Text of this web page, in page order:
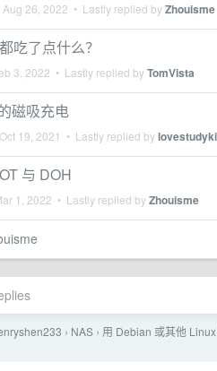
Aug 26, 2022 • Lastly replied byZhouisme
吃了点什么？
3, 2022 • Lastly replied byTomVista
磁吸充电
Oct 19, 2021 • Lastly replied by
与 DOH
1, 2022 • Lastly replied byZhouisme
› NAS › 用 Debian 或其他